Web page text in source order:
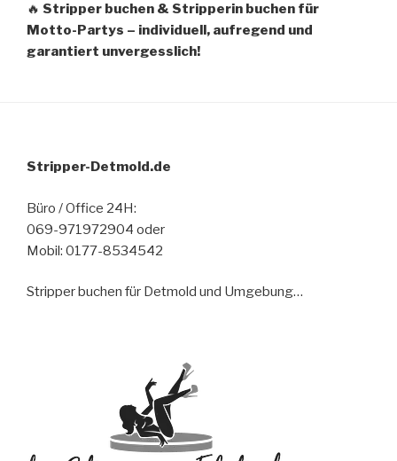
🔥 Stripper buchen & Stripperin buchen für
Motto-Partys – individuell, aufregend und
garantiert unvergesslich!
Stripper-Detmold.de
Büro / Office 24H:
069-971972904 oder
Mobil: 0177-8534542
Stripper buchen für Detmold und Umgebung…